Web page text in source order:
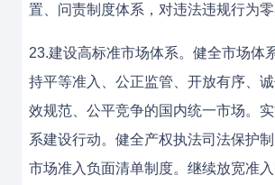
置、问责制度体系，对违法违规行为零
23.建设高标准市场体系。健全市场体
持平等准入、公正监管、开放有序、
效规范、公平竞争的国内统一市场。
系建设行动。健全产权执法司法保护
市场准入负面清单制度。继续放宽准